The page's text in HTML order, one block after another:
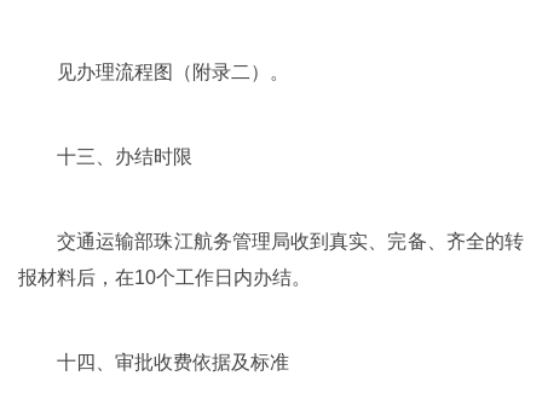
见办理流程图（附录二）。
十三、办结时限
交通运输部珠江航务管理局收到真实、完备、齐全的转
报材料后，在10个工作日内办结。
十四、审批收费依据及标准